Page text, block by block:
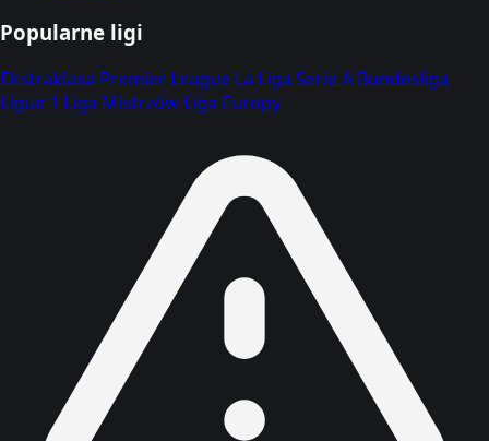
Popularne ligi
Ekstraklasa Premier League La Liga Serie A Bundesliga
Ligue 1 Liga Mistrzów Liga Europy